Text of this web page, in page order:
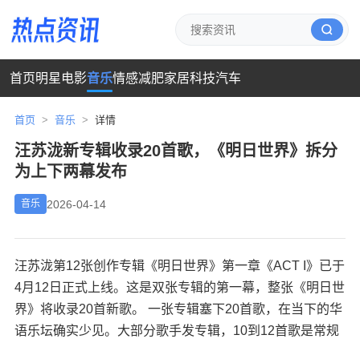
首页明星 电影音乐情感减肥家居科技汽车
首页 > 音乐 > 详情
汪苏泷新专辑收录20首歌，《明日世界》拆分
为上下两幕发布
音乐 2026-04-14
汪苏泷第12张创作专辑《明日世界》第一章《ACT I》已于
4月12日正式上线。这是双张专辑的第一幕，整张《明日世
界》将收录20首新歌。 一张专辑塞下20首歌，在当下的华
语乐坛确实少见。大部分歌手发专辑，10到12首歌是常规